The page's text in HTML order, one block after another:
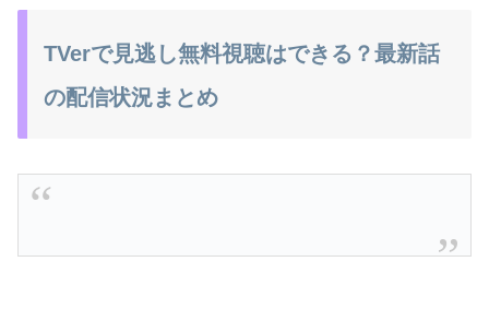
TVerで見逃し無料視聴はできる？最新話
の配信状況まとめ